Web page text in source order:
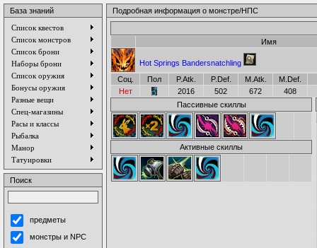
База знаний
Список квестов
Список монстров
Список брони
Наборы брони
Список оружия
Бонусы оружия
Разные вещи
Спец-магазины
Расы и классы
Рыбалка
Манор
Татуировки
Поиск
предметы
монстры и NPC
Подробная информация о монстре/НПС
Имя
Hot Springs Bandersnatchling
Соц.
Пол P.Atk. P.Def. M.Atk.
M.Def.
Нет
2016 502 672
408
Пассивные скиллы
Активные скиллы